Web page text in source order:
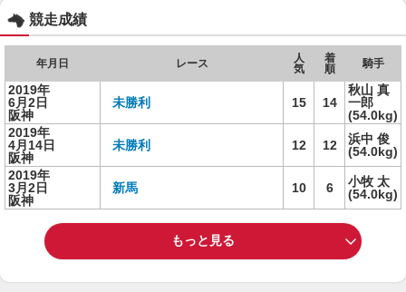
競走成績
年月日 レース
人
気
着
順
騎手
2019年
6月2日
阪神
未勝利 15 14
秋山 真
一郎
(54.0kg)
2019年
4月14日
阪神
未勝利 12 12
浜中 俊
(54.0kg)
2019年
3月2日
阪神
新馬 10 6
小牧 太
(54.0kg)
もっと見る